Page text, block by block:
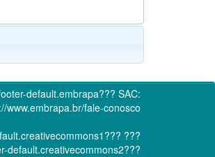
default.embrapa??? SAC:
www.embrapa.br/fale-conosco
???
default.creativecommons2???